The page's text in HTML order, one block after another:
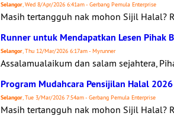
Selangor, Wed 8/Apr/2026 6:41am - Gerbang Pemula Enterprise
Masih tertangguh nak mohon Sijil Halal?
Runner untuk Mendapatkan Lesen Pihak
Selangor, Thu 12/Mar/2026 6:17am - Myrunner
Assalamualaikum dan salam sejahtera,
Program Mudahcara Pensijilan Halal 2026
Selangor, Tue 3/Mar/2026 7:54am - Gerbang Pemula Enterprise
Masih tertangguh nak mohon Sijil Halal?